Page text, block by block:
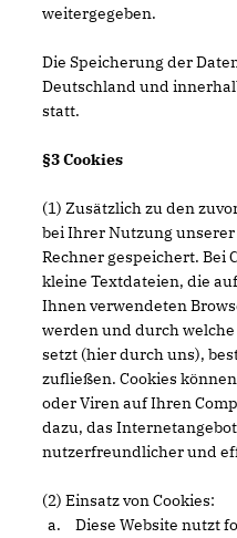
weitergegeben.
Die Speicherung der
Deutschland und
statt.
§3 Cookies
(1) Zusätzlich zu den
bei Ihrer Nutzung
Rechner gespeichert. Bei
kleine Textdateien, die
Ihnen verwendeten
werden und durch
setzt (hier durch uns),
zufließen. Cookies
oder Viren auf Ihren
dazu, das
nutzerfreundlicher und
(2) Einsatz von Cookies:
Diese Website nutzt